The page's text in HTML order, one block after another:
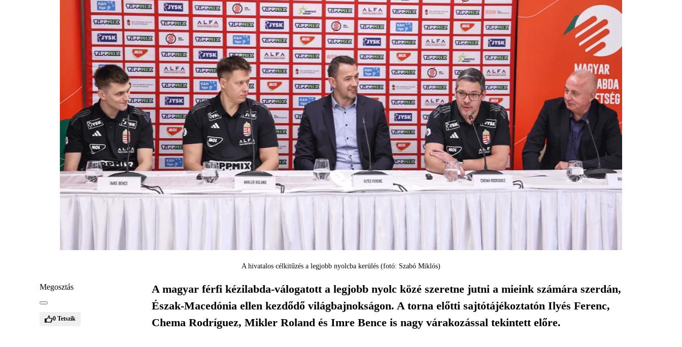
A hivatalos célkitűzés a legjobb nyolcba kerülés (fotó: Szabó Miklós)
Megosztás
0 Tetszik
A magyar férfi kézilabda-válogatott a legjobb nyolc közé szeretne jutni a mieink számára szerdán,
Észak-Macedónia ellen kezdődő világbajnokságon. A torna előtti sajtótájékoztatón Ilyés Ferenc,
Chema Rodríguez, Mikler Roland és Imre Bence is nagy várakozással tekintett előre.